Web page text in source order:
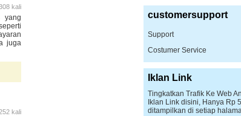
kali
yang
juga
kali
customersupport
Support
Costumer Service
Iklan Link
Tingkatkan Trafik Ke Web
Iklan Link disini, Hanya Rp
ditampilkan di setiap